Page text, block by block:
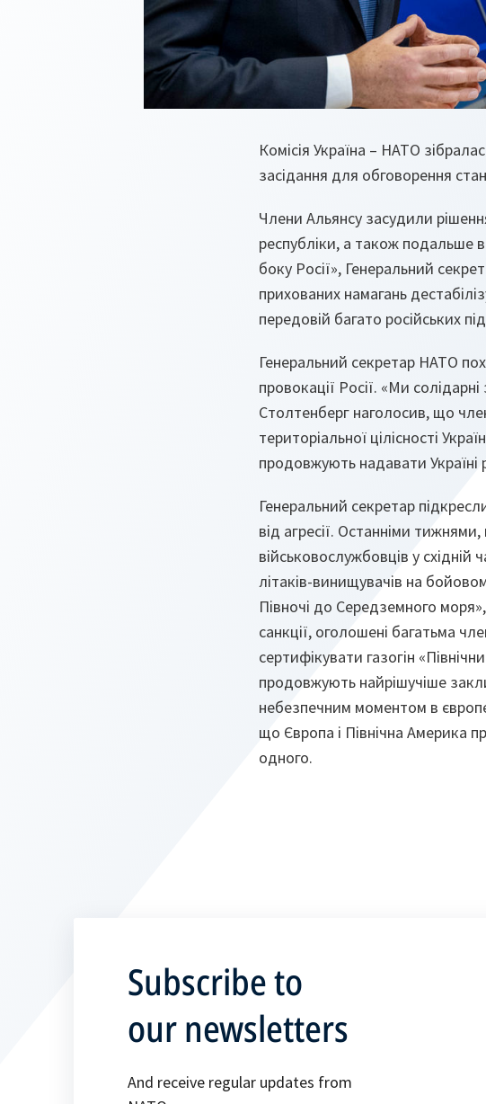
Комісія Україна – НАТО
засідання для обговорення
Члени Альянсу засудили
республіки, а також подальше
боку Росії», Генеральний
прихованих намагань
передовій багато російських
Генеральний секретар НАТО
провокації Росії. «Ми
Столтенберг наголосив, що
територіальної цілісності
продовжують надавати Україні
Генеральний секретар
від агресії. Останніми
військовослужбовців у східній
літаків-винищувачів на
Півночі до Середземного
санкції, оголошені багатьма
сертифікувати газогін
продовжують найрішучіше
небезпечним моментом в
що Європа і Північна Америка
одного.
Subscribe to
our newsletters
And receive regular updates from